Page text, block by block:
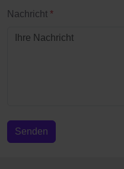
Nachricht *
Senden